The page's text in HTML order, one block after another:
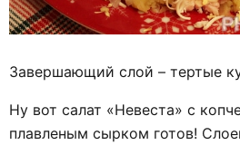
Завершающий слой – тертые
Ну вот салат «Невеста» с
плавленым сырком готов!